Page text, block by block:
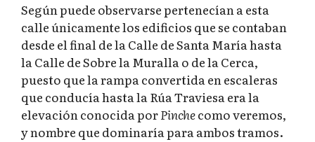
Según puede observarse pertenecían a esta
calle únicamente los edificios que se contaban
desde el final de la Calle de Santa María hasta
la Calle de Sobre la Muralla o de la Cerca,
puesto que la rampa convertida en escaleras
que conducía hasta la Rúa Traviesa era la
elevación conocida porPinchecomo veremos,
y nombre que dominaría para ambos tramos.